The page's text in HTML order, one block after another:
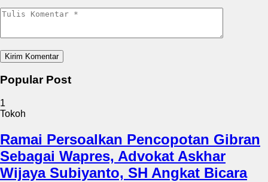
Popular Post
1
Tokoh
Ramai Persoalkan Pencopotan Gibran
Sebagai Wapres, Advokat Askhar
Wijaya Subiyanto, SH Angkat Bicara